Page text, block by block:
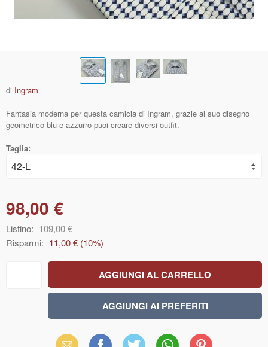
di Ingram
Fantasia moderna per questa camicia di Ingram, grazie al suo disegno
geometrico blu e azzurro puoi creare diversi outfit.
Taglia:
98,00 €
Listino: 109,00 €
Risparmi: 11,00 € (10%)